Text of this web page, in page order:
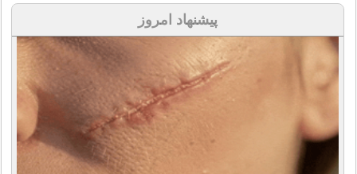
پیشنهاد امروز